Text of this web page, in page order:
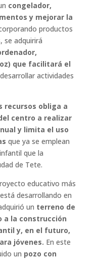
congelador,
y mejorar la
productos
se adquirirá
que facilitará el
actividades
recursos obliga a
centro a realizar
y limita el uso
que ya se emplean
que la
de Tete.
educativo más
desarrollando en
un terreno de
a la construcción
y, en el futuro,
jóvenes. En este
un pozo con